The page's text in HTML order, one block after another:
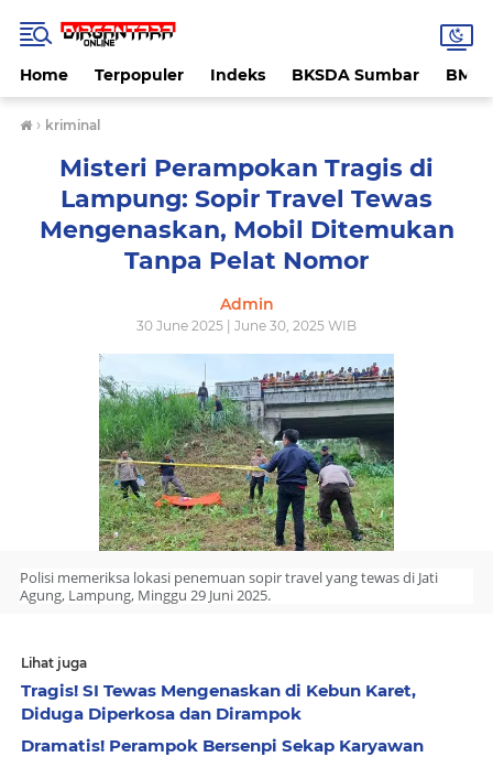
Home Terpopuler Indeks BKSDA Sumbar
› kriminal
Misteri Perampokan Tragis di
Lampung: Sopir Travel Tewas
Mengenaskan, Mobil Ditemukan
Tanpa Pelat Nomor
Admin
30 June 2025 | June 30, 2025 WIB
Polisi memeriksa lokasi penemuan sopir travel yang tewas di Jati
Agung, Lampung, Minggu 29 Juni 2025.
Lihat juga
Tragis! SI Tewas Mengenaskan di Kebun Karet,
Diduga Diperkosa dan Dirampok
Dramatis! Perampok Bersenpi Sekap Karyawan